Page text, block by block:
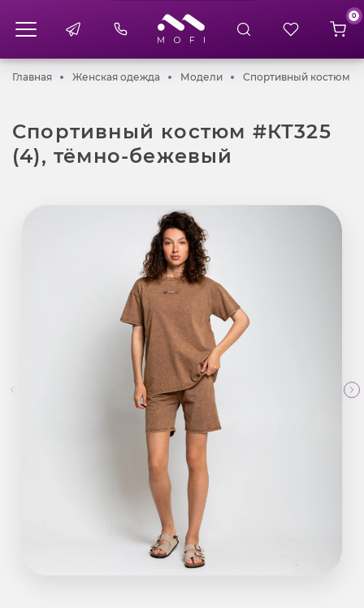
0
ГлавнаяГлавнаяЖенская одежда Женская одежда
МоделиМоделиСпортивный костюм
Спортивный костюм #КТ325
(4), тёмно-бежевый